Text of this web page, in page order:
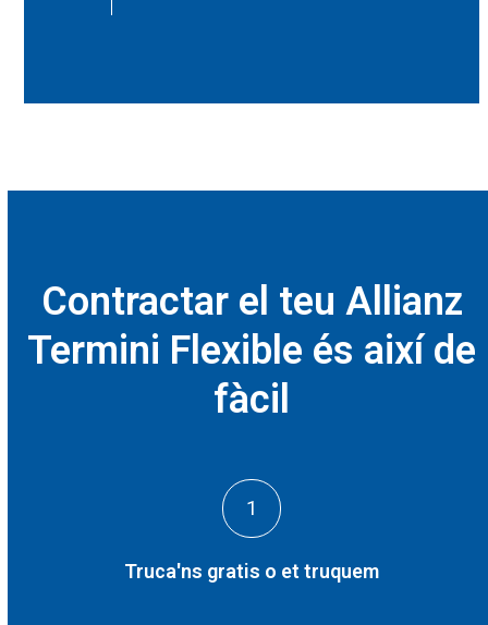
Contractar el teu Allianz
Termini Flexible és així de
fàcil
1
Truca'ns gratis o et truquem